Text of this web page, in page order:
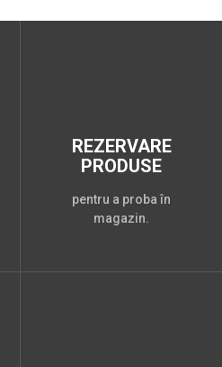
REZERVARE
PRODUSE
pentru a proba în
magazin.